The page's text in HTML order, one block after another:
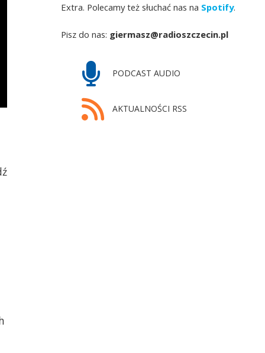
Extra. Polecamy też słuchać nas na Spotify.
Pisz do nas: giermasz@radioszczecin.pl
PODCAST AUDIO
AKTUALNOŚCI RSS